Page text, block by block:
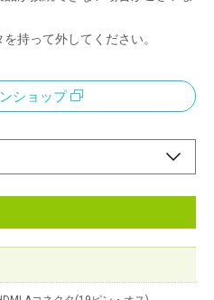
持って外してください。
ショップ